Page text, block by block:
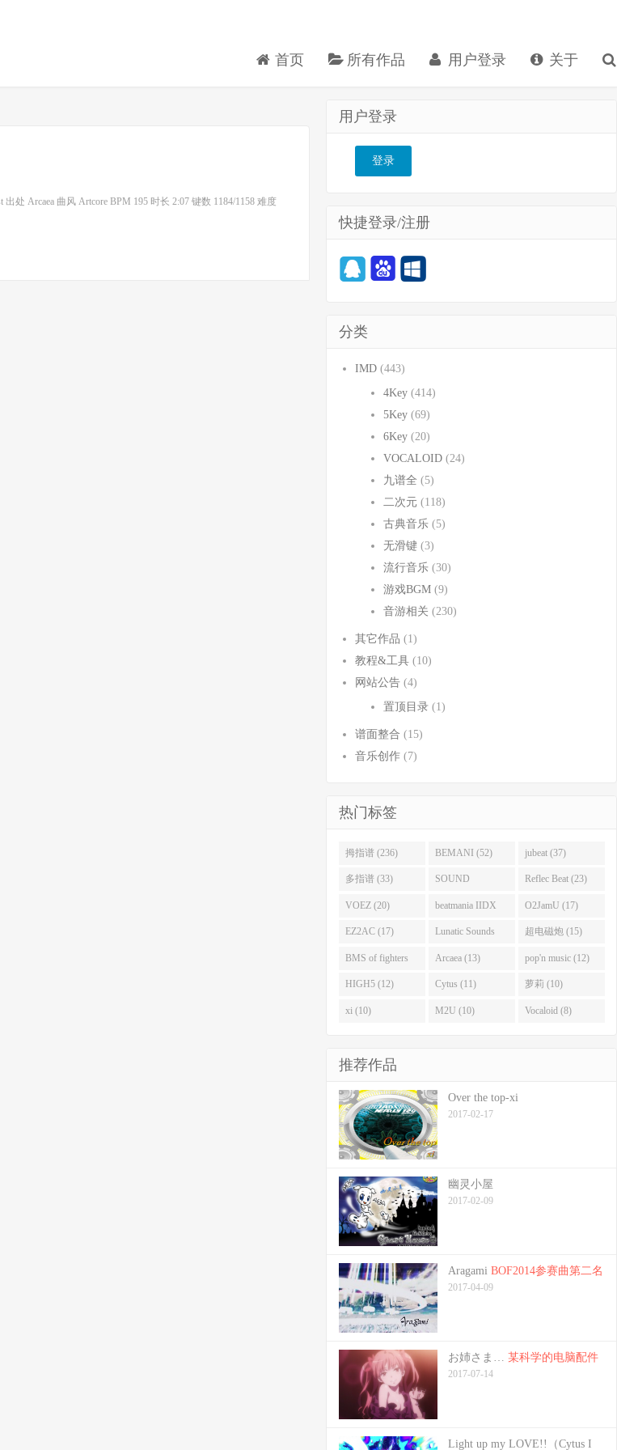
首页 所有作品 用户登录 关于
处 Arcaea 曲风 Artcore BPM 195 时长 2:07 键数 1184/1158 难度
用户登录
登录
快捷登录/注册
分类
IMD (443)
4Key (414)
5Key (69)
6Key (20)
VOCALOID (24)
九谱全 (5)
二次元 (118)
古典音乐 (5)
无滑键 (3)
流行音乐 (30)
游戏BGM (9)
音游相关 (230)
其它作品 (1)
教程&工具 (10)
网站公告 (4)
置顶目录 (1)
谱面整合 (15)
音乐创作 (7)
热门标签
拇指谱 (236) BEMANI (52) jubeat (37)
多指谱 (33) SOUND
VOLTEX (32)
Reflec Beat (23)
VOEZ (20) beatmania IIDX
(19)
O2JamU (17)
EZ2AC (17) Lunatic Sounds
(16)
超电磁炮 (15)
BMS of fighters
(14)
Arcaea (13) pop'n music (12)
HIGH5 (12) Cytus (11) 萝莉 (10)
xi (10) M2U (10) Vocaloid (8)
推荐作品
Over the top-xi
2017-02-17
幽灵小屋
2017-02-09
Aragami BOF2014参赛曲第二名
2017-04-09
お姉さま… 某科学的电脑配件
2017-07-14
Light up my LOVE!!（Cytus I